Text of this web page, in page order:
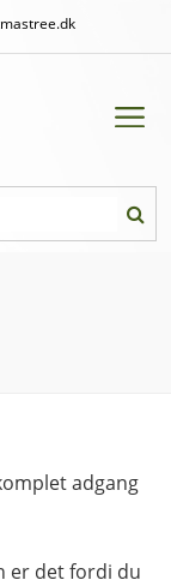
adgang
er det fordi du